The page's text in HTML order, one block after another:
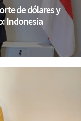
de dólares y
Indonesia